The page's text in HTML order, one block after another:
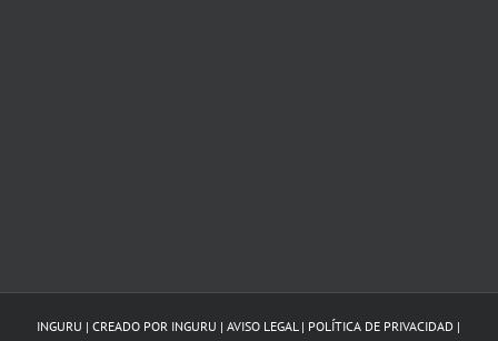
INGURU | CREADO POR INGURU |AVISO LEGAL | POLÍTICA DE PRIVACIDAD |